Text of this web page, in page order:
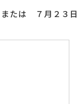
たは ７月２３日